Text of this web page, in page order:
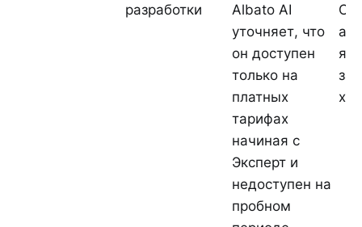
разработки
Albato AI
уточняет, что
он доступен
только на
платных
тарифах
начиная с
Эксперт и
недоступен на
пробном
я